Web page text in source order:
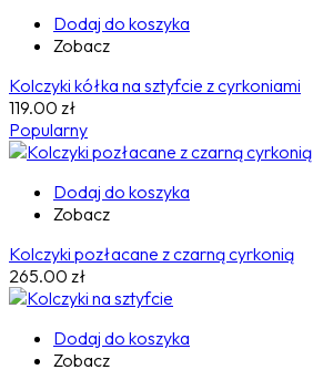
Dodaj do koszyka
Zobacz
Kolczyki kółka na sztyfcie z cyrkoniami
119.00 zł
Popularny
Dodaj do koszyka
Zobacz
Kolczyki pozłacane z czarną cyrkonią
265.00 zł
Dodaj do koszyka
Zobacz